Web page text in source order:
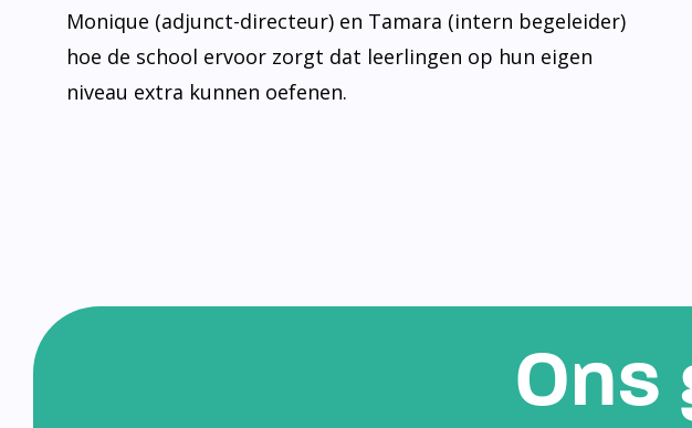
Monique (adjunct-directeur) en Tamara (intern begeleider)
hoe de school ervoor zorgt dat leerlingen op hun eigen
niveau extra kunnen oefenen.
Ons